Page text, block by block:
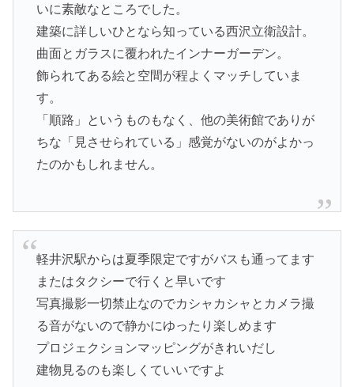
いに素敵なところでした。
建築に詳しいひとなら知っている西沢立衛設計。
曲面とガラスに覆われたインナーガーデン。
飾られてある絵と空間が程よくマッチしていま
す。
「順路」というものもなく、他の美術館でありが
ちな「見させられている」感覚がないのがよかっ
たのかもしれません。
軽井沢駅からは夏季限定ですがバスも通ってます
またはタクシーで行くと早いです
写真撮影一切禁止なのでカシャカシャとカメラ撮
る音がないので静かにゆったり楽しめます
プロジェクションマッピングがきれいだし
建物見るのも楽しくていいですよ